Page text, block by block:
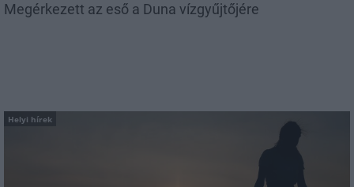
Megérkezett az eső a Duna vízgyűjtőjére
Helyi hírek